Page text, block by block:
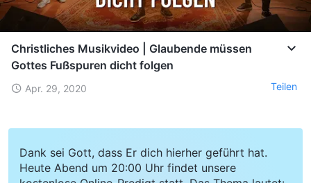
Christliches Musikvideo | Glaubende müssen
Gottes Fußspuren dicht folgen
Apr. 29, 2020 Teilen
Dank sei Gott, dass Er dich hierher geführt hat.
Heute Abend um 20:00 Uhr findet unsere